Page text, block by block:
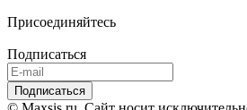
Присоединяйтесь
Подписаться